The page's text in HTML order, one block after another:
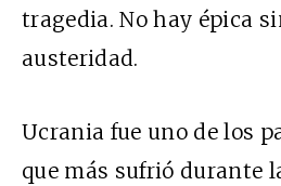
tragedia. No hay épica
austeridad.
Ucrania fue uno de los
que más sufrió durante